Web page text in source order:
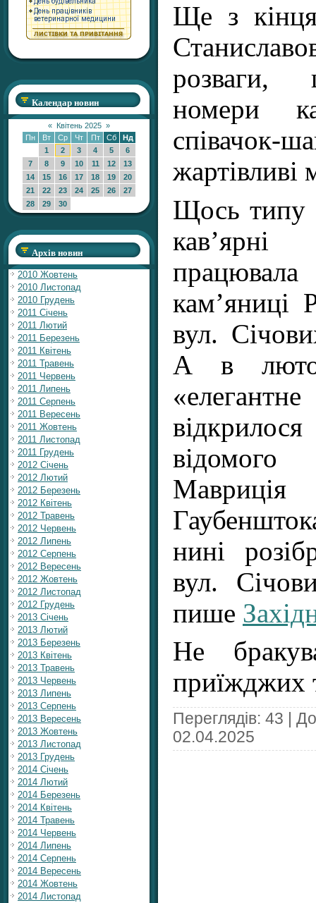
Календар новин
« Квітень 2025 »
Пн
Вт Ср Чт Пт Сб
Нд
1
2 3 4 5
6
7
8 9 10 11 12
13
14
15 16 17 18 19
20
21
22 23 24 25 26
27
28
29 30
Архів новин
2010 Жовтень
2010 Листопад
2010 Грудень
2011 Січень
2011 Лютий
2011 Березень
2011 Квітень
2011 Травень
2011 Червень
2011 Липень
2011 Серпень
2011 Вересень
2011 Жовтень
2011 Листопад
2011 Грудень
2012 Січень
2012 Лютий
2012 Березень
2012 Квітень
2012 Травень
2012 Червень
2012 Липень
2012 Серпень
2012 Вересень
2012 Жовтень
2012 Листопад
2012 Грудень
2013 Січень
2013 Лютий
2013 Березень
2013 Квітень
2013 Травень
2013 Червень
2013 Липень
2013 Серпень
2013 Вересень
2013 Жовтень
2013 Листопад
2013 Грудень
2014 Січень
2014 Лютий
2014 Березень
2014 Квітень
2014 Травень
2014 Червень
2014 Липень
2014 Серпень
2014 Вересень
2014 Жовтень
2014 Листопад
Ще з
розваги,
номери
співачок-
жартівливі
Щось типу
кам’яниці
вул.
А в
Мавриція
нині
вул.
пише
Не
приїжджих
Переглядів: 43 |
02.04.2025